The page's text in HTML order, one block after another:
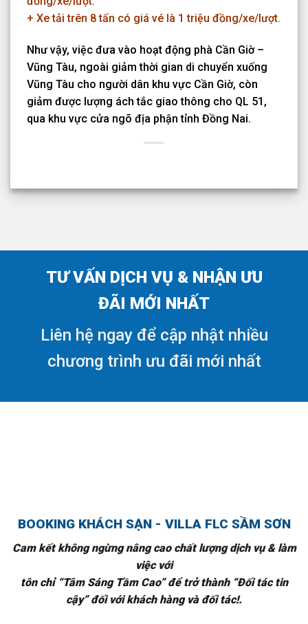
+ Xe tải trên 8 tấn có giá vé là 1 triệu đồng/xe/lượt.
Như vậy, việc đưa vào hoạt động phà Cần Giờ –
Vũng Tàu, ngoài giảm thời gian di chuyển xuống
Vũng Tàu cho người dân khu vực Cần Giờ, còn
giảm được lượng ách tắc giao thông cho QL 51,
qua khu vực cửa ngõ địa phận tỉnh Đồng Nai.
TƯ VẤN DỊCH VỤ & NHẬN ƯU
ĐÃI MỚI NHẤT
Liên hệ ngay để cập nhật nhiều
chương trình ưu đãi mới nhất
BOOKING KHÁCH SẠN - VILLA FLC SẦM SƠN
Cam kết không ngừng nâng cao chất lượng dịch vụ & làm
việc với
tôn chỉ “Tâm Sáng Tầm Cao” để trở thành “Đối tác tin
cậy” đối với khách hàng và đối tác!.